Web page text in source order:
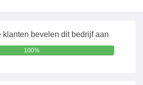
klanten bevelen dit bedrijf aan
100%